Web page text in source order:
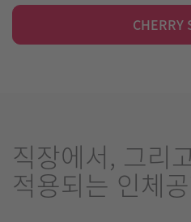
CHERRY
직장에서, 그리
적용되는 인체